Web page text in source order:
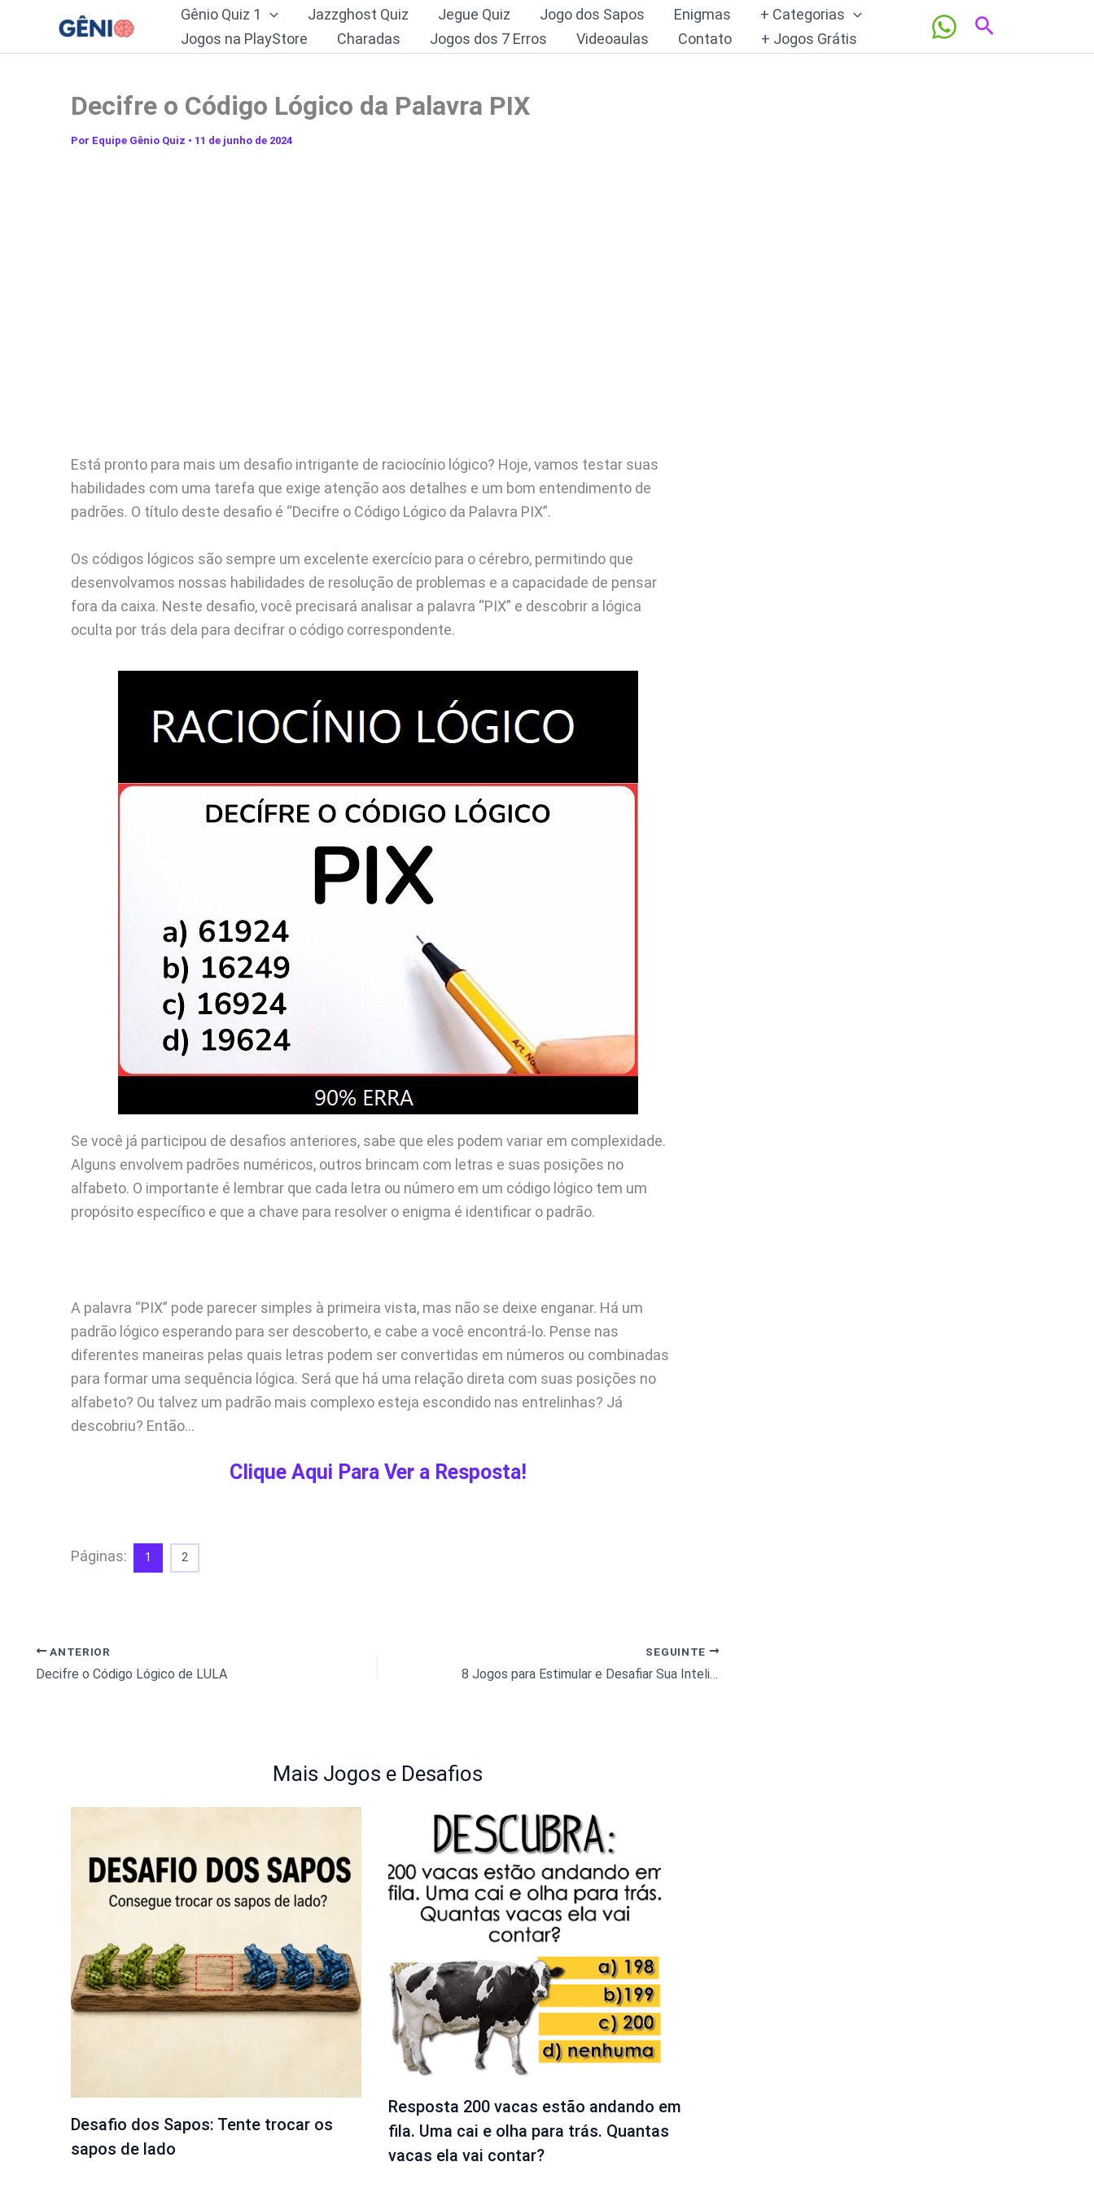
o
Gênio Quiz 1 Jazzghost Quiz Jegue Quiz Jogo dos Sapos Enigmas
+ Categorias
Jogos na PlayStore
Charadas Jogos dos 7 Erros Videoaulas Contato + Jogos Grátis
Pesquisar
Decifre o Código Lógico da Palavra PIX
Por Equipe Gênio Quiz • 11 de junho de 2024
Está pronto para mais um desafio intrigante de raciocínio lógico? Hoje, vamos testar suas
habilidades com uma tarefa que exige atenção aos detalhes e um bom entendimento de
padrões. O título deste desafio é “Decifre o Código Lógico da Palavra PIX”.
Os códigos lógicos são sempre um excelente exercício para o cérebro, permitindo que
desenvolvamos nossas habilidades de resolução de problemas e a capacidade de pensar
fora da caixa. Neste desafio, você precisará analisar a palavra “PIX” e descobrir a lógica
oculta por trás dela para decifrar o código correspondente.
Se você já participou de desafios anteriores, sabe que eles podem variar em complexidade.
Alguns envolvem padrões numéricos, outros brincam com letras e suas posições no
alfabeto. O importante é lembrar que cada letra ou número em um código lógico tem um
propósito específico e que a chave para resolver o enigma é identificar o padrão.
A palavra “PIX” pode parecer simples à primeira vista, mas não se deixe enganar. Há um
padrão lógico esperando para ser descoberto, e cabe a você encontrá-lo. Pense nas
diferentes maneiras pelas quais letras podem ser convertidas em números ou combinadas
para formar uma sequência lógica. Será que há uma relação direta com suas posições no
alfabeto? Ou talvez um padrão mais complexo esteja escondido nas entrelinhas? Já
descobriu? Então…
Clique Aqui Para Ver a Resposta!
Páginas: 1 2
ANTERIOR
Decifre o Código Lógico de LULA
SEGUINTE
8 Jogos para Estimular e Desafiar Sua Inteligência
Mais Jogos e Desafios
Desafio dos Sapos: Tente trocar os
sapos de lado
Resposta 200 vacas estão andando em
fila. Uma cai e olha para trás. Quantas
vacas ela vai contar?